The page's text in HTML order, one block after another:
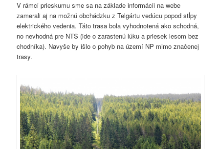
V rámci prieskumu sme sa na základe informácii na webe
zamerali aj na možnú obchádzku z Telgártu vedúcu popod stĺpy
elektrického vedenia. Táto trasa bola vyhodnotená ako schodná,
no nevhodná pre NTS (ide o zarastenú lúku a priesek lesom bez
chodníka). Navyše by išlo o pohyb na území NP mimo značenej
trasy.